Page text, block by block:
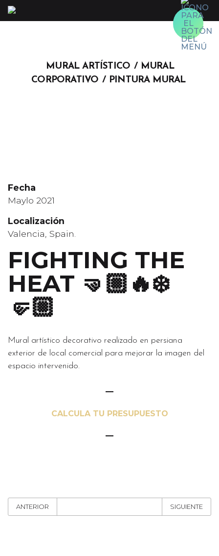
Skip
MURAL ARTÍSTICO
MURAL
CORPORATIVO
PINTURA MURAL
Fecha
Maylo 2021
Localización
Valencia, Spain.
FIGHTING THE
HEAT 🤜🏼🔥❄️
🤛🏼
Mural artístico decorativo realizado en persiana
exterior de local comercial para mejorar la imagen del
espacio intervenido.
—
CALCULA TU PRESUPUESTO
—
ANTERIOR SIGUIENTE